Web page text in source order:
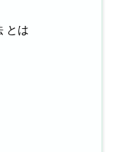
とは